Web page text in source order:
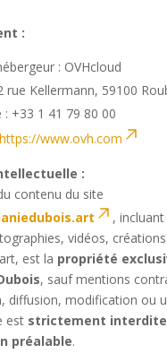
:
: OVHcloud
rue Kellermann, 59100
: +33 1 41 79 80 00
https://www.ovh.com
:
contenu du site
,
vidéos,
est la propriété
, sauf mentions
diffusion, modification ou
est strictement interdite
préalable.